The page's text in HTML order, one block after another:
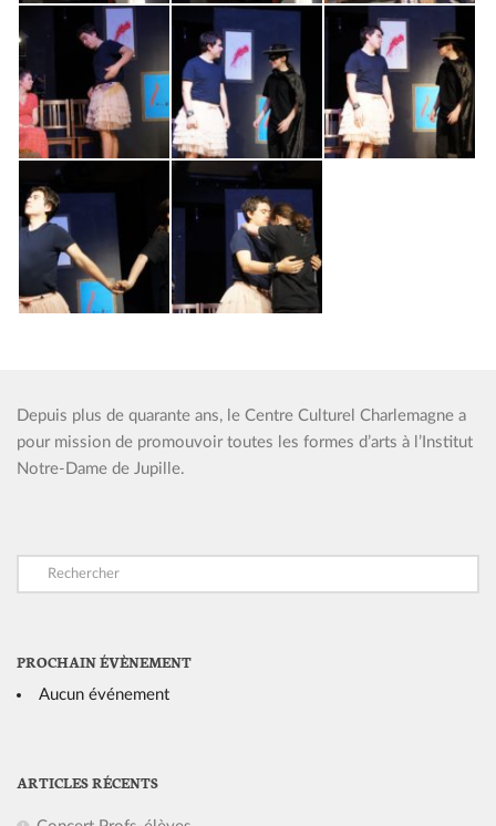
Depuis plus de quarante ans, le Centre Culturel Charlemagne a
pour mission de promouvoir toutes les formes d’arts à l’Institut
Notre-Dame de Jupille.
PROCHAIN ÉVÈNEMENT
Aucun événement
ARTICLES RÉCENTS